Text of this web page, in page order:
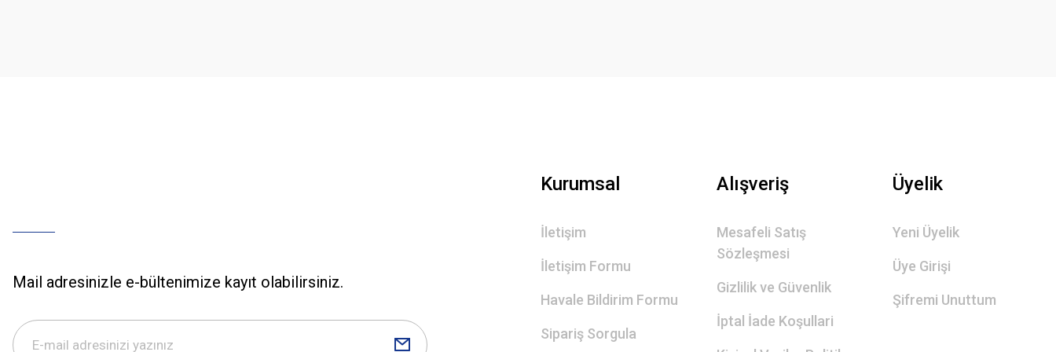
Mail adresinizle e-bültenimize kayıt olabilirsiniz.
Kurumsal
İletişim
İletişim Formu
Havale Bildirim Formu
Sipariş Sorgula
Alışveriş
Mesafeli Satış
Sözleşmesi
Gizlilik ve Güvenlik
İptal İade Koşullari
Üyelik
Yeni Üyelik
Üye Girişi
Şifremi Unuttum